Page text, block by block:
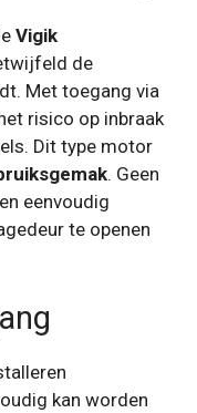
Vigik
de
Met toegang via
risico op inbraak
Dit type motor
. Geen
eenvoudig
te openen
kan worden